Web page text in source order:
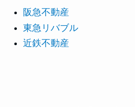
阪急不動産
東急リバブル
近鉄不動産